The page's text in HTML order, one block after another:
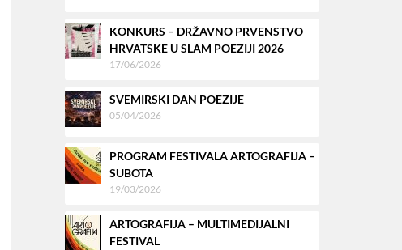
KONKURS – DRŽAVNO PRVENSTVO
HRVATSKE U SLAM POEZIJI 2026
17/06/2026
SVEMIRSKI DAN POEZIJE
05/04/2026
PROGRAM FESTIVALA ARTOGRAFIJA –
SUBOTA
19/03/2026
ARTOGRAFIJA – MULTIMEDIJALNI
FESTIVAL